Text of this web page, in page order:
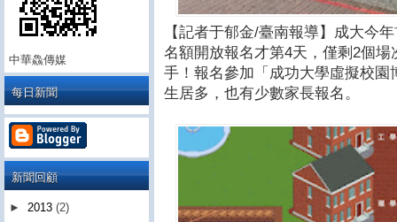
【記者于郁金/臺南報導】成大今
名額開放報名才第4天，僅剩2個
手！報名參加「成功大學虛擬校
生居多，也有少數家長報名。
中華鱻傳媒
每日新聞
新聞回顧
► 2013 (2)